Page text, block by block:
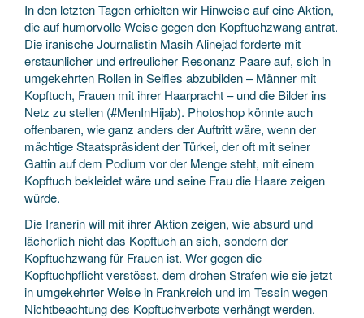
In den letzten Tagen erhielten wir Hinweise auf eine Aktion,
die auf humorvolle Weise gegen den Kopftuchzwang antrat.
Die iranische Journalistin Masih Alinejad forderte mit
erstaunlicher und erfreulicher Resonanz Paare auf, sich in
umgekehrten Rollen in Selfies abzubilden – Männer mit
Kopftuch, Frauen mit ihrer Haarpracht – und die Bilder ins
Netz zu stellen (#MenInHijab). Photoshop könnte auch
offenbaren, wie ganz anders der Auftritt wäre, wenn der
mächtige Staatspräsident der Türkei, der oft mit seiner
Gattin auf dem Podium vor der Menge steht, mit einem
Kopftuch bekleidet wäre und seine Frau die Haare zeigen
würde.
Die Iranerin will mit ihrer Aktion zeigen, wie absurd und
lächerlich nicht das Kopftuch an sich, sondern der
Kopftuchzwang für Frauen ist. Wer gegen die
Kopftuchpflicht verstösst, dem drohen Strafen wie sie jetzt
in umgekehrter Weise in Frankreich und im Tessin wegen
Nichtbeachtung des Kopftuchverbots verhängt werden.